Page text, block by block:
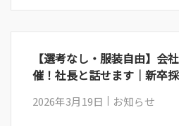
【選考なし・服装自由】会
催！社長と話せます｜新卒
2026年3月19日 お知らせ